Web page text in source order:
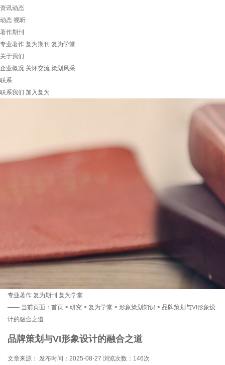
资讯动态
动态 视听
著作期刊
专业著作 复为期刊 复为学堂
关于我们
企业概况 关怀交流 策划风采
联系
联系我们 加入复为
专业著作 复为期刊 复为学堂
—— 当前页面： 首页 > 研究 > 复为学堂 > 形象策划知识 > 品牌策划与VI形象设
计的融合之道
品牌策划与VI形象设计的融合之道
文章来源： 发布时间：2025-08-27 浏览次数： 146次